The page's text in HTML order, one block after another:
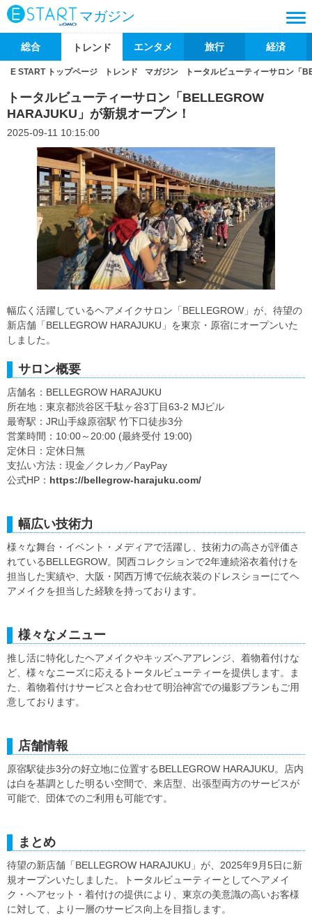
マガジン
総合 トレンド エンタメ 旅行 経済
E START トップページ トレンド マガジン トータルビューティーサロン「
トータルビューティーサロン「BELLEGROW
HARAJUKU」が新規オープン！
2025-09-11 10:15:00
幅広く活躍しているヘアメイクサロン「BELLEGROW」が、待望の
新店舗「BELLEGROW HARAJUKU」を東京・原宿にオープンいた
しました。
サロン概要
店舗名：BELLEGROW HARAJUKU
所在地：東京都渋谷区千駄ヶ谷3丁目63-2 MJビル
最寄駅：JR山手線原宿駅 竹下口徒歩3分
営業時間：10:00～20:00 (最終受付 19:00)
定休日：定休日無
支払い方法：現金／クレカ／PayPay
公式HP： https://bellegrow-harajuku.com/
幅広い技術力
様々な舞台・イベント・メディアで活躍し、技術力の高さが評価さ
れているBELLEGROW。関西コレクションで2年連続浴衣着付けを
担当した実績や、大阪・関西万博で伝統衣装のドレスショーにてヘ
アメイクを担当した経験を持っております。
様々なメニュー
推し活に特化したヘアメイクやキッズヘアアレンジ、着物着付けな
ど、様々なニーズに応えるトータルビューティーを提供します。ま
た、着物着付けサービスと合わせて明治神宮での撮影プランもご用
意しております。
店舗情報
原宿駅徒歩3分の好立地に位置するBELLEGROW HARAJUKU。店内
は白を基調とした明るい空間で、来店型、出張型両方のサービスが
可能で、団体でのご利用も可能です。
まとめ
待望の新店舗「BELLEGROW HARAJUKU」が、2025年9月5日に新
規オープンいたしました。トータルビューティーとしてヘアメイ
ク・ヘアセット・着付けの提供により、東京の美意識の高いお客様
に対して、より一層のサービス向上を目指します。